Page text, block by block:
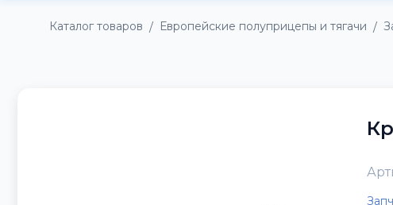
Каталог товаров / Европейские полуприцепы и тягачи /